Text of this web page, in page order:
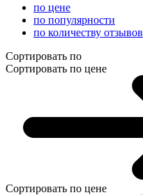
по цене
по популярности
по количеству отзывов
Сортировать по
Сортировать по цене
Сортировать по цене